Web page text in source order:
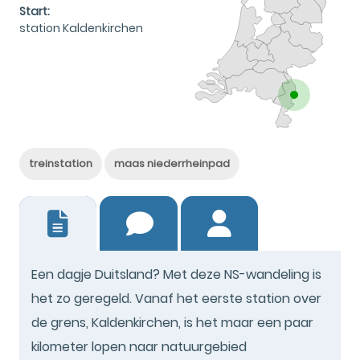
Start:
station Kaldenkirchen
treinstation maas niederrheinpad
Een dagje Duitsland? Met deze NS-wandeling is
het zo geregeld. Vanaf het eerste station over
de grens, Kaldenkirchen, is het maar een paar
kilometer lopen naar natuurgebied